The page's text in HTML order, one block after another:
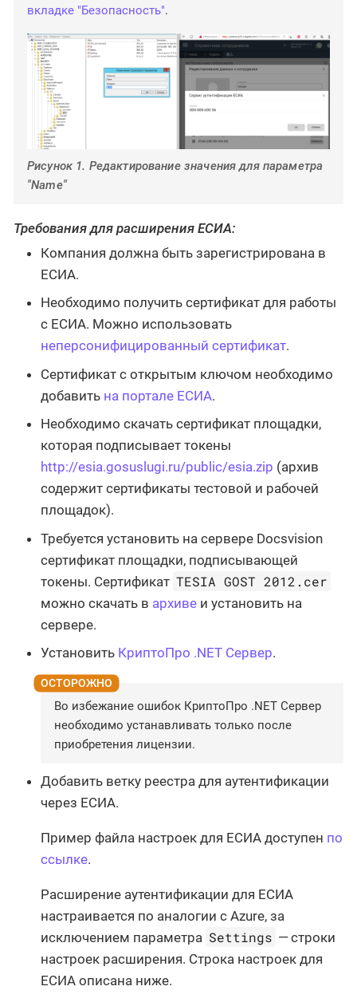
вкладке "Безопасность".
Рисунок 1. Редактирование значения для параметра
"Name"
Требования для расширения ЕСИА:
Компания должна быть зарегистрирована в
ЕСИА.
Необходимо получить сертификат для работы
с ЕСИА. Можно использовать
неперсонифицированный сертификат.
Сертификат с открытым ключом необходимо
добавить на портале ЕСИА.
Необходимо скачать сертификат площадки,
которая подписывает токены
http://esia.gosuslugi.ru/public/esia.zip (архив
содержит сертификаты тестовой и рабочей
площадок).
Требуется установить на сервере Docsvision
сертификат площадки, подписывающей
токены. Сертификат TESIA GOST 2012.cer
можно скачать в архиве и установить на
сервере.
Установить КриптоПро .NET Сервер.
Во избежание ошибок КриптоПро .NET Сервер
необходимо устанавливать только после
приобретения лицензии.
Добавить ветку реестра для аутентификации
через ЕСИА.
Пример файла настроек для ЕСИА доступен по
ссылке.
Расширение аутентификации для ЕСИА
настраивается по аналогии с Azure, за
исключением параметра Settings — строки
настроек расширения. Строка настроек для
ЕСИА описана ниже.